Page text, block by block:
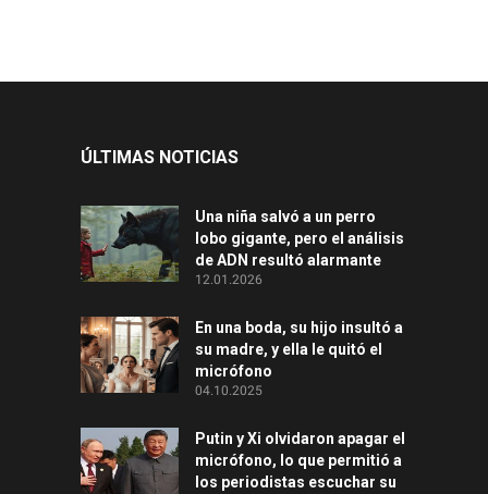
ÚLTIMAS NOTICIAS
Una niña salvó a un perro
lobo gigante, pero el análisis
de ADN resultó alarmante
12.01.2026
En una boda, su hijo insultó a
su madre, y ella le quitó el
micrófono
04.10.2025
Putin y Xi olvidaron apagar el
micrófono, lo que permitió a
los periodistas escuchar su